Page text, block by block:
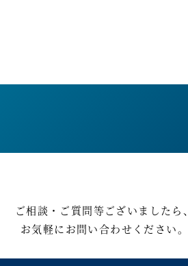
ご相談・ご質問等ございましたら、
お気軽にお問い合わせください。